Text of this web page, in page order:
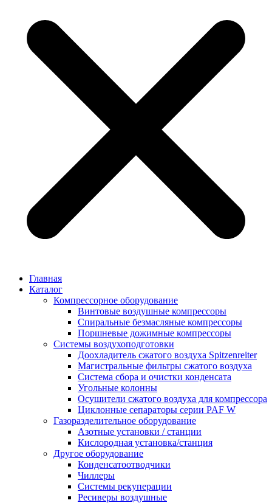
Главная
Каталог
Компрессорное оборудование
Винтовые воздушные компрессоры
Спиральные безмасляные компрессоры
Поршневые дожимные компрессоры
Системы воздухоподготовки
Доохладитель сжатого воздуха Spitzenreiter
Магистральные фильтры сжатого воздуха
Система сбора и очистки конденсата
Угольные колонны
Осушители сжатого воздуха для компрессора
Циклонные сепараторы серии PAF W
Газоразделительное оборудование
Азотные установки / станции
Кислородная установка/станция
Другое оборудование
Конденсатоотводчики
Чиллеры
Системы рекуперации
Ресиверы воздушные